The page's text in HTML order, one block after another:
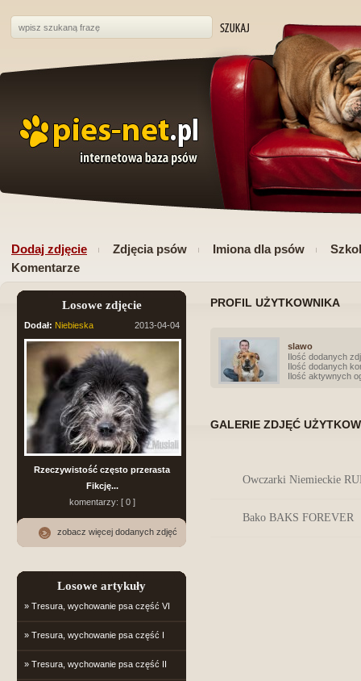
Dodaj zdjęcie Zdjęcia psów Imiona dla psów
Komentarze
PROFIL UŻYTKOWNIKA
slawo
Ilość dodanych
Ilość dodanych
Ilość aktywnych
GALERIE ZDJĘĆ
Owczarki Niemieckie
Bako BAKS FOREVER
Losowe zdjęcie
Dodał: Niebieska 2013-04-04
Rzeczywistość często przerasta
Fikcję...
komentarzy: [ 0 ]
zobacz więcej dodanych zdjęć
Losowe artykuły
» Tresura, wychowanie psa część VI
» Tresura, wychowanie psa część I
» Tresura, wychowanie psa część II